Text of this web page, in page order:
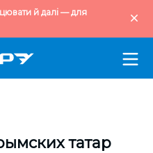
й далі — для
татар